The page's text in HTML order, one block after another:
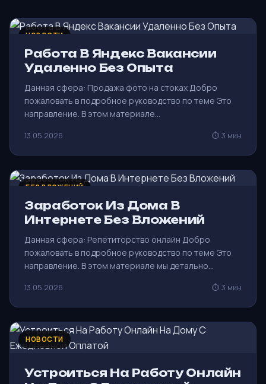
НОВОСТИ
Работа В Яндекс Вакансии
Удаленно Без Опыта
Данная сфера: Продажа фото на стоках Добро
пожаловать в подробное руководство по теме Это
направление. В этом материале…
13.05.2026 ⏱ 3 мин
БЕЗ ВЛОЖЕНИЙ
Заработок Из Дома В
Интернете Без Вложений
Данная сфера: Репетиторство онлайн Добро
пожаловать в подробное руководство по теме Это
направление. В этом материале мы детально…
13.05.2026 ⏱ 3 мин
НОВОСТИ
Устроиться На Работу Онлайн